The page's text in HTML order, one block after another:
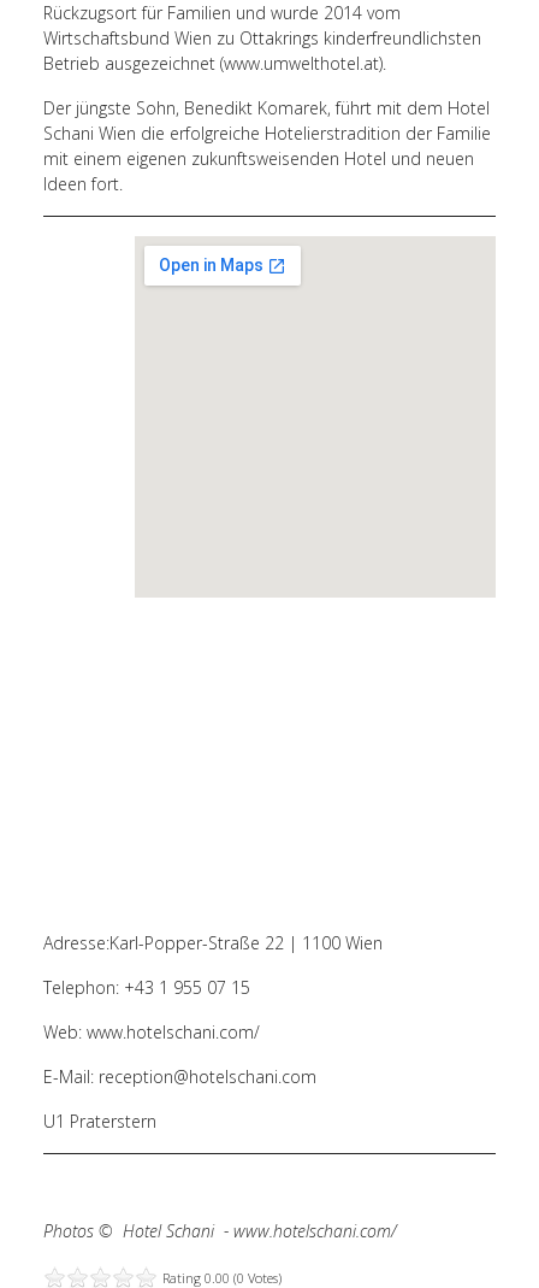
Rückzugsort für Familien und wurde 2014 vom
Wirtschaftsbund Wien zu Ottakrings kinderfreundlichsten
Betrieb ausgezeichnet (www.umwelthotel.at).
Der jüngste Sohn, Benedikt Komarek, führt mit dem Hotel
Schani Wien die erfolgreiche Hotelierstradition der Familie
mit einem eigenen zukunftsweisenden Hotel und neuen
Ideen fort.
Adresse:Karl-Popper-Straße 22 | 1100 Wien
Telephon: +43 1 955 07 15
Web:www.hotelschani.com/
E-Mail: reception@hotelschani.com
U1 Praterstern
Photos © Hotel Schani -www.hotelschani.com/
Rating 0.00 (0 Votes)